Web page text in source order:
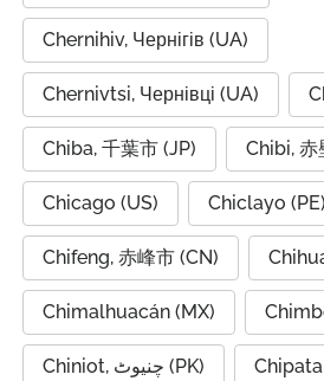
Chernihiv, Чернігів (UA)
Chernivtsi, Чернівці (UA)
Chiba, 千葉市 (JP) Chibi, 赤
Chicago (US) Chiclayo (PE)
Chifeng, 赤峰市 (CN)
Chimalhuacán (MX)
Chiniot, چنیوٹ (PK)